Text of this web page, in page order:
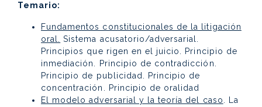
Temario:
Fundamentos constitucionales de la litigación
oral.
Sistema acusatorio/adversarial.
Principios que rigen en el juicio. Principio de
inmediación. Principio de contradicción.
Principio de publicidad. Principio de
concentración. Principio de oralidad
El modelo adversarial y la teoría del caso
. La